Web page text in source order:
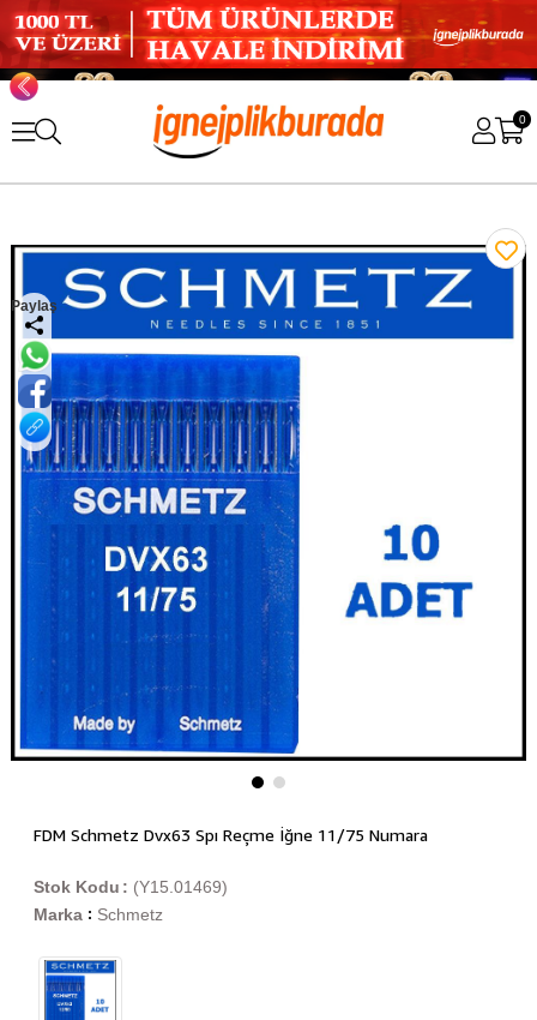
0
Paylaş
FDM Schmetz Dvx63 Spı Reçme İğne 11/75 Numara
(Y15.01469)
Stok Kodu
Marka : Schmetz